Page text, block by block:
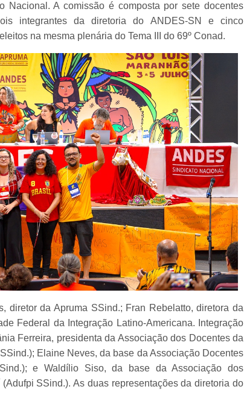
Nacional. A comissão é composta por sete docentes
integrantes da diretoria do ANDES-SN e cinco
na mesma plenária do Tema III do 69º Conad.
diretor da Apruma SSind.; Fran Rebelatto, diretora da
Federal da Integração Latino-Americana. Integração
Ferreira, presidenta da Associação dos Docentes da
Elaine Neves, da base da Associação Docentes
e Waldílio Siso, da base da Associação dos
SSind.). As duas representações da diretoria do